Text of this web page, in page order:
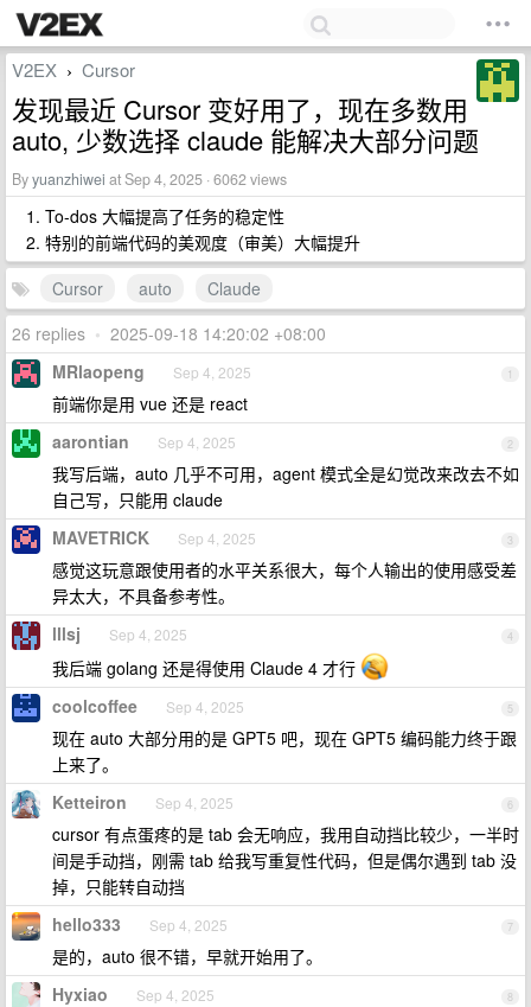
V2EX › Cursor
发现最近 Cursor 变好用了，现在多数用
auto, 少数选择 claude 能解决大部分问题
Byyuanzhiwei at Sep 4, 2025 · 6062 views
To-dos 大幅提高了任务的稳定性
特别的前端代码的美观度（审美）大幅提升
Cursor
auto
Claude
26 replies • 2025-09-18 14:20:02 +08:00
1
MRlaopeng Sep 4, 2025
前端你是用 vue 还是 react
2
aarontian Sep 4, 2025
我写后端，auto 几乎不可用，agent 模式全是幻觉改来改去不如
自己写，只能用 claude
3
MAVETRICK Sep 4, 2025
感觉这玩意跟使用者的水平关系很大，每个人输出的使用感受差
异太大，不具备参考性。
4
lllsj Sep 4, 2025
我后端 golang 还是得使用 Claude 4 才行
5
coolcoffee Sep 4, 2025
现在 auto 大部分用的是 GPT5 吧，现在 GPT5 编码能力终于跟
上来了。
6
Ketteiron Sep 4, 2025
cursor 有点蛋疼的是 tab 会无响应，我用自动挡比较少，一半时
间是手动挡，刚需 tab 给我写重复性代码，但是偶尔遇到 tab 没
掉，只能转自动挡
7
hello333 Sep 4, 2025
是的，auto 很不错，早就开始用了。
8
Hyxiao Sep 4, 2025